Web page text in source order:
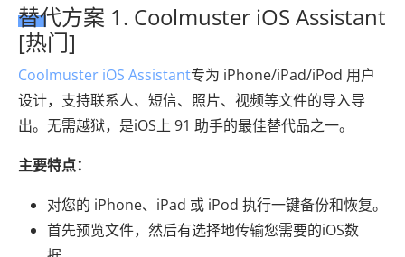
替代方案 1. Coolmuster iOS Assistant
[热门]
Coolmuster iOS Assistant专为 iPhone/iPad/iPod 用户
设计，支持联系人、短信、照片、视频等文件的导入导
出。无需越狱，是iOS上 91 助手的最佳替代品之一。
主要特点：
对您的 iPhone、iPad 或 iPod 执行一键备份和恢复。
首先预览文件，然后有选择地传输您需要的iOS数